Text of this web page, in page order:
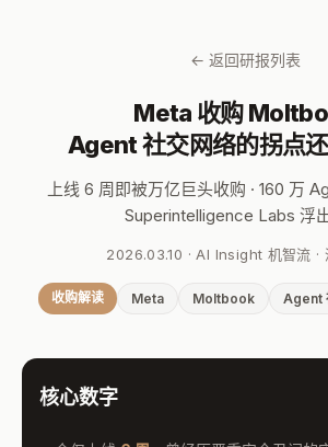
← 返回研报列表
Meta 收购
Agent 社交网络的拐点还
上线 6 周即被万亿巨头收购 · 160 万
Superintelligence Labs 浮
2026.03.10 · AI Insight 机智流 ·
收购解读 Meta Moltbook Agent
核心数字